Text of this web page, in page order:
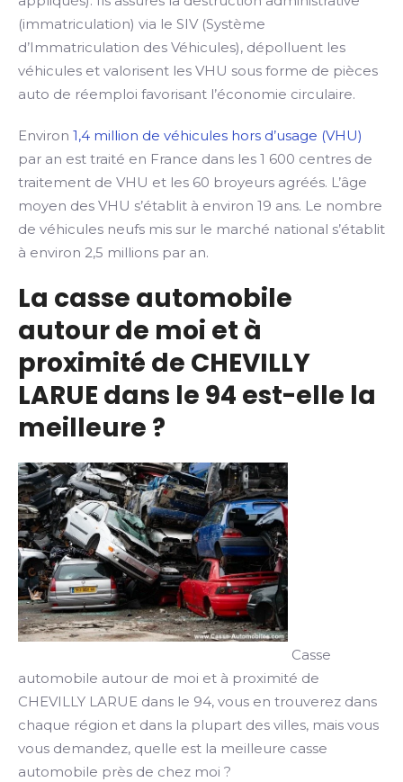
(immatriculation) via le SIV (Système
d’Immatriculation des Véhicules), dépolluent les
véhicules et valorisent les VHU sous forme de pièces
auto de réemploi favorisant l’économie circulaire.
Environ 1,4 million de véhicules hors d’usage (VHU)
par an est traité en France dans les 1 600 centres de
traitement de VHU et les 60 broyeurs agréés. L’âge
moyen des VHU s’établit à environ 19 ans. Le nombre
de véhicules neufs mis sur le marché national s’établit
à environ 2,5 millions par an.
La casse automobile
autour de moi et à
proximité de CHEVILLY
LARUE dans le 94 est-elle la
meilleure ?
Casse
automobile autour de moi et à proximité de
CHEVILLY LARUE dans le 94, vous en trouverez dans
chaque région et dans la plupart des villes, mais vous
vous demandez, quelle est la meilleure casse
automobile près de chez moi ?